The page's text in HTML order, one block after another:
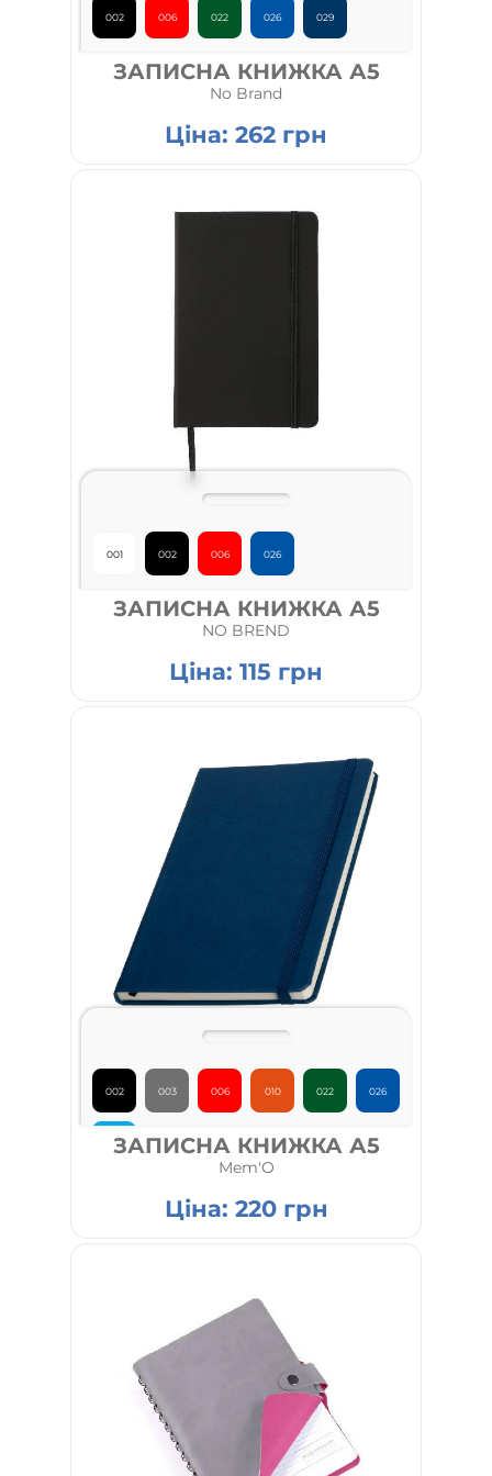
002 006 022 026 029
ЗАПИСНА КНИЖКА А5
No Brand
Ціна: 262 грн
001 002 006 026
ЗАПИСНА КНИЖКА А5
NO BREND
Ціна: 115 грн
002 003 006 010 022 026
027
ЗАПИСНА КНИЖКА А5
Mem'O
Ціна: 220 грн